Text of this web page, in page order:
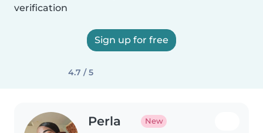
verification
Sign up for free
4.7 / 5
Perla New